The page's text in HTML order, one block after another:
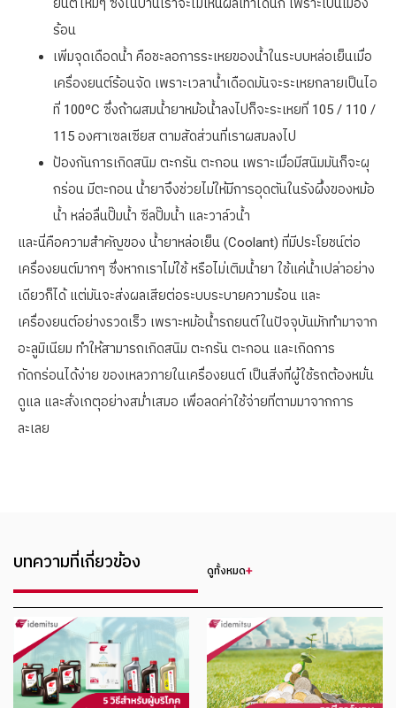
ยนต์ใหม่ๆ ซึ่งในบ้านเราจะไม่เห็นผลเท่าใดนัก เพราะเป็นเมือง
ร้อน
เพิ่มจุดเดือดน้ำ คือชะลอการระเหยของน้ำในระบบหล่อเย็นเมื่อ
เครื่องยนต์ร้อนจัด เพราะเวลาน้ำเดือดมันจะระเหยกลายเป็นไอ
ที่ 100ºC ซึ่งถ้าผสมน้ำยาหม้อน้ำลงไปก็จะระเหยที่ 105 / 110 /
115 องศาเซลเซียส ตามสัดส่วนที่เราผสมลงไป
ป้องกันการเกิดสนิม ตะกรัน ตะกอน เพราะเมื่อมีสนิมมันก็จะผุ
กร่อน มีตะกอน น้ำยาจึงช่วยไม่ให้มีการอุดตันในรังผึ้งของหม้อ
น้ำ หล่อลื่นปั๊มน้ำ ซีลปั๊มน้ำ และวาล์วน้ำ
และนี่คือความสำคัญของ น้ำยาหล่อเย็น (Coolant) ที่มีประโยชน์ต่อ
เครื่องยนต์มากๆ ซึ่งหากเราไม่ใช้ หรือไม่เติมน้ำยา ใช้แค่น้ำเปล่าอย่าง
เดียวก็ได้ แต่มันจะส่งผลเสียต่อระบบระบายความร้อน และ
เครื่องยนต์อย่างรวดเร็ว เพราะหม้อน้ำรถยนต์ในปัจจุบันมักทำมาจาก
อะลูมิเนียม ทำให้สามารถเกิดสนิม ตะกรัน ตะกอน และเกิดการ
กัดกร่อนได้ง่าย ของเหลวภายในเครื่องยนต์ เป็นสิ่งที่ผู้ใช้รถต้องหมั่น
ดูแล และสั่งเกตุอย่างสม่ำเสมอ เพื่อลดค่าใช้จ่ายที่ตามมาจากการ
ละเลย
บทความที่เกี่ยวข้อง ดูทั้งหมด